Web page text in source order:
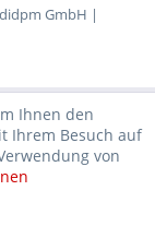
GmbH |
Ihnen den
Ihrem Besuch auf
von